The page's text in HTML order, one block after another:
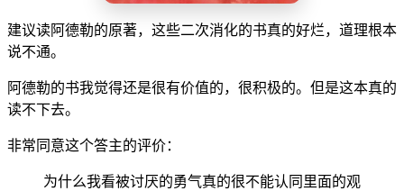
建议读阿德勒的原著，这些二次消化的书真的好烂，道理根本
说不通。
阿德勒的书我觉得还是很有价值的，很积极的。但是这本真的
读不下去。
非常同意这个答主的评价：
为什么我看被讨厌的勇气真的很不能认同里面的观